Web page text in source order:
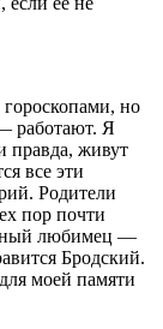
но
работают. Я
правда, живут
все эти
Родители
пор почти
любимец —
Бродский.
моей памяти